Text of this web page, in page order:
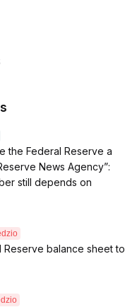
the Federal Reserve a
News Agency”:
still depends on
Reserve balance sheet to